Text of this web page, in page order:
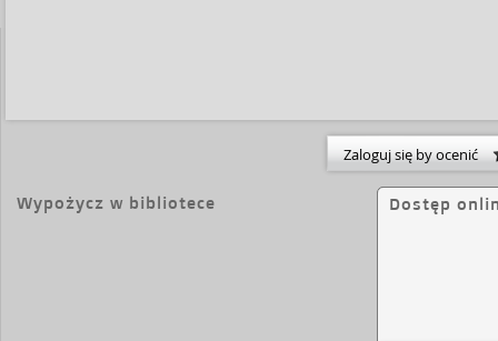
postawić tę jedną, najważniejszą. Jakiego
Zaloguj się by ocenić
Wypożycz w bibliotece Dostęp